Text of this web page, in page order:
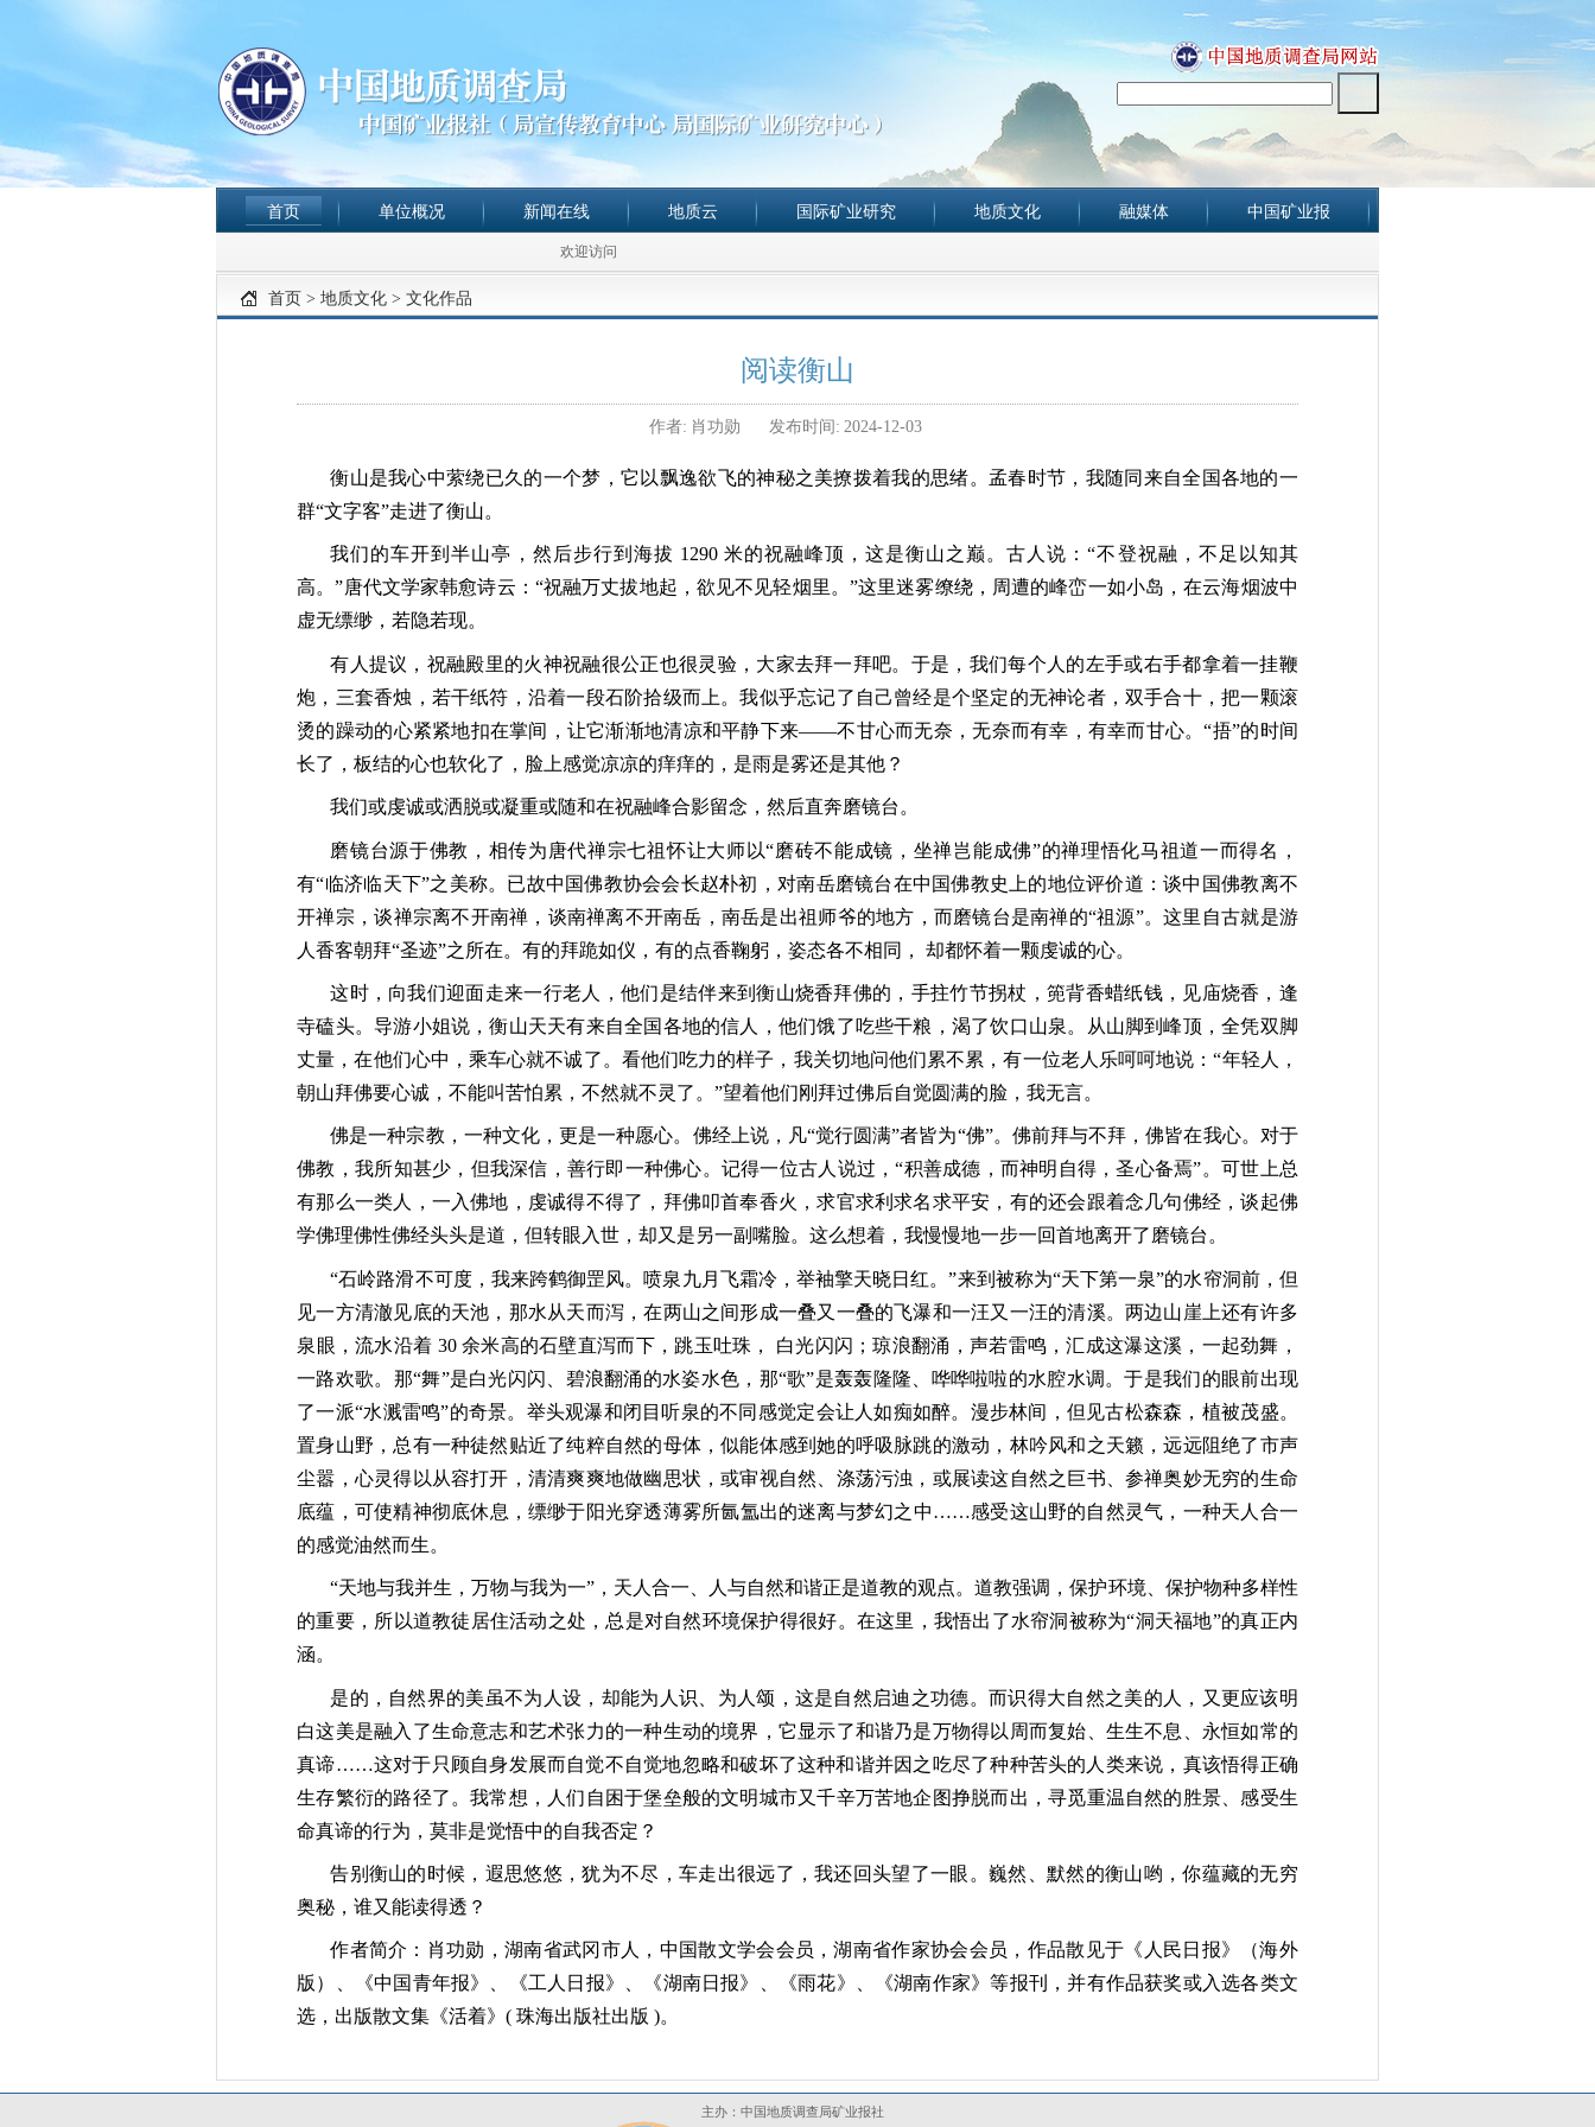
首页
欢迎访问
单位概况 新闻在线 地质云 国际矿业研究 地质文化 融媒体 中国矿业报
首页 > 地质文化 > 文化作品
阅读衡山
作者: 肖功勋 发布时间: 2024-12-03
衡山是我心中萦绕已久的一个梦，它以飘逸欲飞的神秘之美撩拨着我的思绪。孟春时节，我随同来自全国各地的一
群“文字客”走进了衡山。
我们的车开到半山亭，然后步行到海拔 1290 米的祝融峰顶，这是衡山之巅。古人说：“不登祝融，不足以知其
高。”唐代文学家韩愈诗云：“祝融万丈拔地起，欲见不见轻烟里。”这里迷雾缭绕，周遭的峰峦一如小岛，在云海烟波中
虚无缥缈，若隐若现。
有人提议，祝融殿里的火神祝融很公正也很灵验，大家去拜一拜吧。于是，我们每个人的左手或右手都拿着一挂鞭
炮，三套香烛，若干纸符，沿着一段石阶拾级而上。我似乎忘记了自己曾经是个坚定的无神论者，双手合十，把一颗滚
烫的躁动的心紧紧地扣在掌间，让它渐渐地清凉和平静下来——不甘心而无奈，无奈而有幸，有幸而甘心。“捂”的时间
长了，板结的心也软化了，脸上感觉凉凉的痒痒的，是雨是雾还是其他？
我们或虔诚或洒脱或凝重或随和在祝融峰合影留念，然后直奔磨镜台。
磨镜台源于佛教，相传为唐代禅宗七祖怀让大师以“磨砖不能成镜，坐禅岂能成佛”的禅理悟化马祖道一而得名，
有“临济临天下”之美称。已故中国佛教协会会长赵朴初，对南岳磨镜台在中国佛教史上的地位评价道：谈中国佛教离不
开禅宗，谈禅宗离不开南禅，谈南禅离不开南岳，南岳是出祖师爷的地方，而磨镜台是南禅的“祖源”。这里自古就是游
人香客朝拜“圣迹”之所在。有的拜跪如仪，有的点香鞠躬，姿态各不相同， 却都怀着一颗虔诚的心。
这时，向我们迎面走来一行老人，他们是结伴来到衡山烧香拜佛的，手拄竹节拐杖，篼背香蜡纸钱，见庙烧香，逢
寺磕头。导游小姐说，衡山天天有来自全国各地的信人，他们饿了吃些干粮，渴了饮口山泉。从山脚到峰顶，全凭双脚
丈量，在他们心中，乘车心就不诚了。看他们吃力的样子，我关切地问他们累不累，有一位老人乐呵呵地说：“年轻人，
朝山拜佛要心诚，不能叫苦怕累，不然就不灵了。”望着他们刚拜过佛后自觉圆满的脸，我无言。
佛是一种宗教，一种文化，更是一种愿心。佛经上说，凡“觉行圆满”者皆为“佛”。佛前拜与不拜，佛皆在我心。对于
佛教，我所知甚少，但我深信，善行即一种佛心。记得一位古人说过，“积善成德，而神明自得，圣心备焉”。可世上总
有那么一类人，一入佛地，虔诚得不得了，拜佛叩首奉香火，求官求利求名求平安，有的还会跟着念几句佛经，谈起佛
学佛理佛性佛经头头是道，但转眼入世，却又是另一副嘴脸。这么想着，我慢慢地一步一回首地离开了磨镜台。
“石岭路滑不可度，我来跨鹤御罡风。喷泉九月飞霜冷，举袖擎天晓日红。”来到被称为“天下第一泉”的水帘洞前，但
见一方清澈见底的天池，那水从天而泻，在两山之间形成一叠又一叠的飞瀑和一汪又一汪的清溪。两边山崖上还有许多
泉眼，流水沿着 30 余米高的石壁直泻而下，跳玉吐珠， 白光闪闪；琼浪翻涌，声若雷鸣，汇成这瀑这溪，一起劲舞，
一路欢歌。那“舞”是白光闪闪、碧浪翻涌的水姿水色，那“歌”是轰轰隆隆、哗哗啦啦的水腔水调。于是我们的眼前出现
了一派“水溅雷鸣”的奇景。举头观瀑和闭目听泉的不同感觉定会让人如痴如醉。漫步林间，但见古松森森，植被茂盛。
置身山野，总有一种徒然贴近了纯粹自然的母体，似能体感到她的呼吸脉跳的激动，林吟风和之天籁，远远阻绝了市声
尘嚣，心灵得以从容打开，清清爽爽地做幽思状，或审视自然、涤荡污浊，或展读这自然之巨书、参禅奥妙无穷的生命
底蕴，可使精神彻底休息，缥缈于阳光穿透薄雾所氤氲出的迷离与梦幻之中……感受这山野的自然灵气，一种天人合一
的感觉油然而生。
“天地与我并生，万物与我为一”，天人合一、人与自然和谐正是道教的观点。道教强调，保护环境、保护物种多样性
的重要，所以道教徒居住活动之处，总是对自然环境保护得很好。在这里，我悟出了水帘洞被称为“洞天福地”的真正内
涵。
是的，自然界的美虽不为人设，却能为人识、为人颂，这是自然启迪之功德。而识得大自然之美的人，又更应该明
白这美是融入了生命意志和艺术张力的一种生动的境界，它显示了和谐乃是万物得以周而复始、生生不息、永恒如常的
真谛……这对于只顾自身发展而自觉不自觉地忽略和破坏了这种和谐并因之吃尽了种种苦头的人类来说，真该悟得正确
生存繁衍的路径了。我常想，人们自困于堡垒般的文明城市又千辛万苦地企图挣脱而出，寻觅重温自然的胜景、感受生
命真谛的行为，莫非是觉悟中的自我否定？
告别衡山的时候，遐思悠悠，犹为不尽，车走出很远了，我还回头望了一眼。巍然、默然的衡山哟，你蕴藏的无穷
奥秘，谁又能读得透？
作者简介：肖功勋，湖南省武冈市人，中国散文学会会员，湖南省作家协会会员，作品散见于《人民日报》（海外
版）、《中国青年报》、《工人日报》、《湖南日报》、《雨花》、《湖南作家》等报刊，并有作品获奖或入选各类文
选，出版散文集《活着》( 珠海出版社出版 )。
主办：中国地质调查局矿业报社